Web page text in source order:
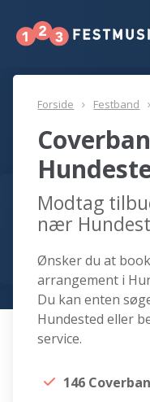
Forside Festband
Modtag
nær
Ønsker du at
arrangement i
Du kan enten
Hundested eller
service.
146